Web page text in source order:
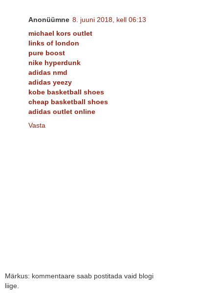
Anonüümne 8. juuni 2018, kell 06:13
michael kors outlet
links of london
pure boost
nike hyperdunk
adidas nmd
adidas yeezy
kobe basketball shoes
cheap basketball shoes
adidas outlet online
Vasta
Märkus: kommentaare saab postitada vaid blogi
liige.